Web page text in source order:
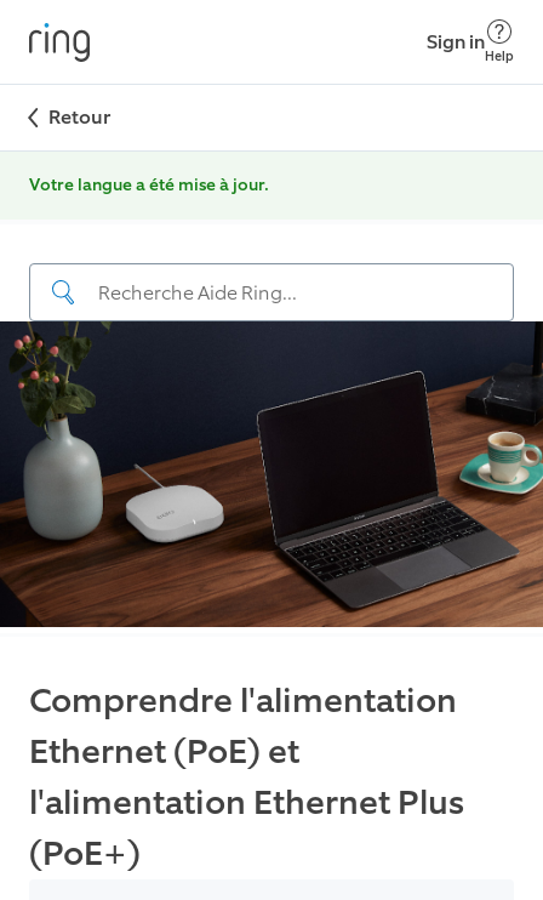
Sign in
Help
Retour
Votre langue a été mise à jour.
Comprendre l'alimentation
Ethernet (PoE) et
l'alimentation Ethernet Plus
(PoE+)